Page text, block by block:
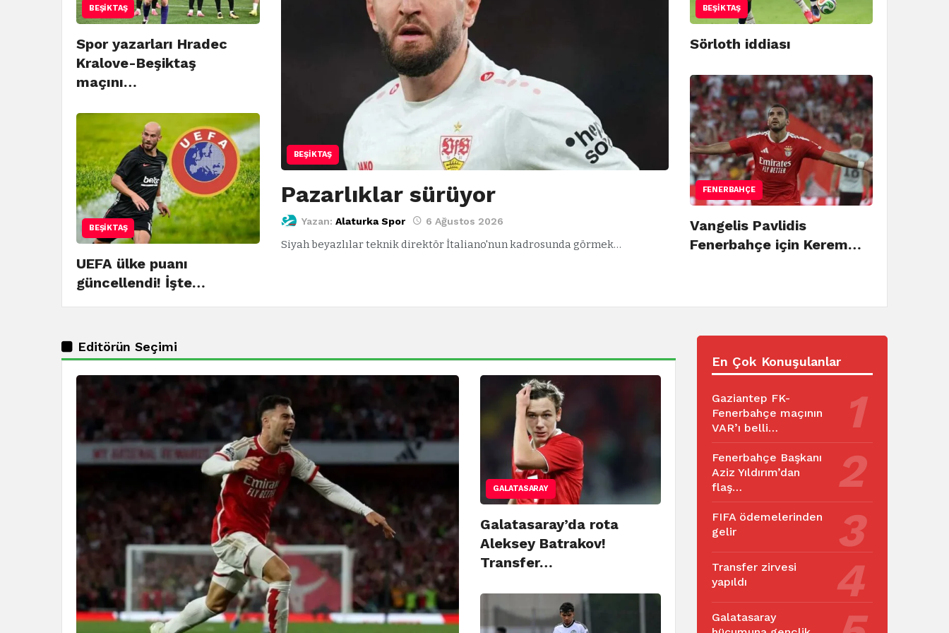
BEŞIKTAŞ
Spor yazarları Hradec
Kralove-Beşiktaş
maçını…
BEŞIKTAŞ
UEFA ülke puanı
güncellendi! İşte…
BEŞIKTAŞ
Pazarlıklar sürüyor
Yazan: Alaturka Spor 6 Ağustos 2026
Siyah beyazlılar teknik direktör İtaliano'nun kadrosunda görmek…
BEŞIKTAŞ
Sörloth iddiası
FENERBAHÇE
Vangelis Pavlidis
Fenerbahçe için Kerem…
Editörün Seçimi
GALATASARAY
Galatasaray’da rota
Aleksey Batrakov!
Transfer…
En Çok Konuşulanlar
Gaziantep FK-
Fenerbahçe maçının
VAR’ı belli…
Fenerbahçe Başkanı
Aziz Yıldırım’dan
flaş…
FIFA ödemelerinden
gelir
Transfer zirvesi
yapıldı
Galatasaray